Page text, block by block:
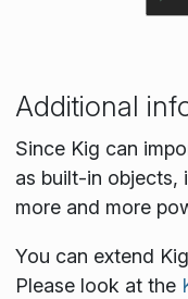
Additional
Since Kig can
as built-in objects,
more and more
You can extend
Please look at the